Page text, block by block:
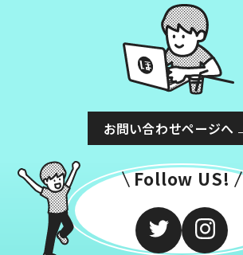
お問い合わせページへ
Follow US!